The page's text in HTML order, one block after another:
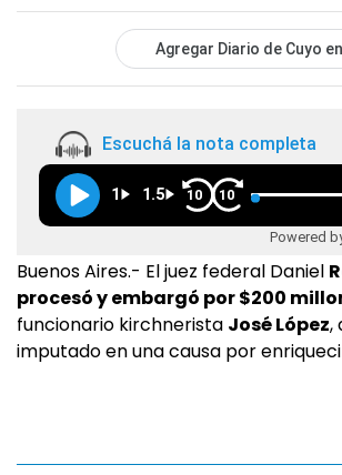
Agregar Diario de Cuyo en
Escuchá la nota completa
1 1.5 10 10
Powered
Buenos Aires.- El juez federal Daniel
procesó y embargó por $200
funcionario kirchnerista José López,
imputado en una causa por